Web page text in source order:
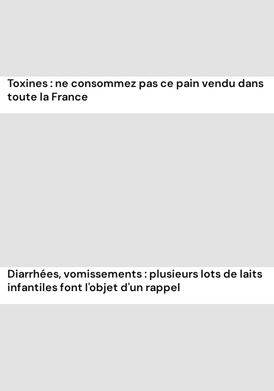
Toxines : ne consommez pas ce pain vendu dans
toute la France
Diarrhées, vomissements : plusieurs lots de laits
infantiles font l'objet d'un rappel